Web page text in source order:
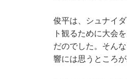
俊平は、シュナイ
ト観るために大会
だのでした。そん
響には思うところが